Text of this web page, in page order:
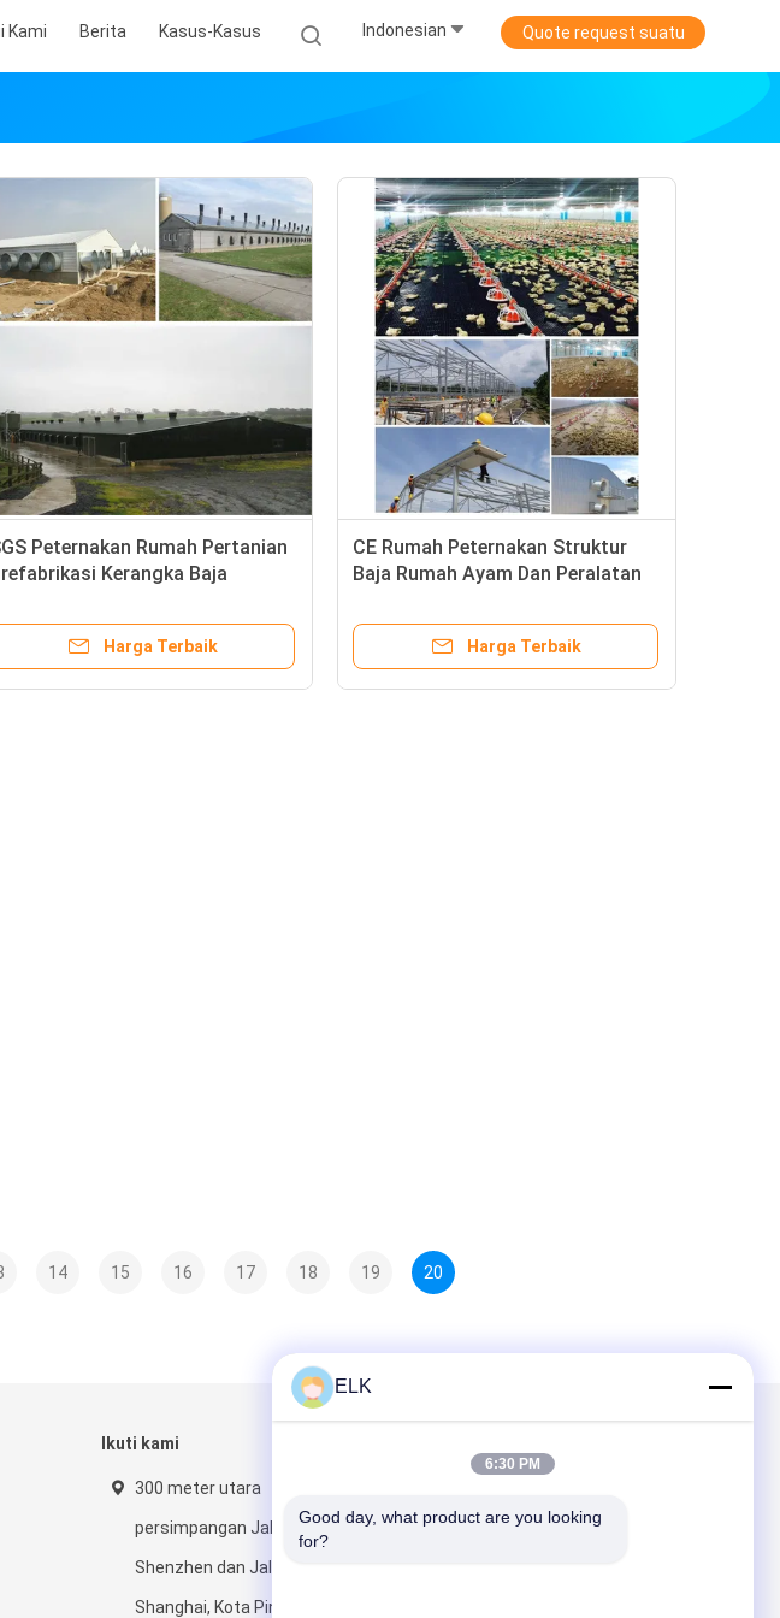
Kami Berita Kasus-Kasus Indonesian Quote request suatu
Peternakan Rumah Pertanian
Kerangka Baja
Harga Terbaik
CE Rumah Peternakan Struktur
Baja Rumah Ayam Dan Peralatan
Harga Terbaik
14 15 16 17 18 19 20
Ikuti kami
300 meter utara
persimpangan Jalan
Shenzhen dan Jalan
Shanghai, Kota Pingdu,
ELK
6:30 PM
Good day, what product are you looking
for?